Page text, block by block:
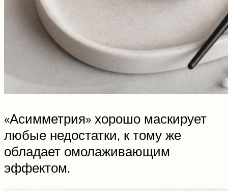
«Асимметрия» хорошо маскирует
любые недостатки, к тому же
обладает омолаживающим
эффектом.